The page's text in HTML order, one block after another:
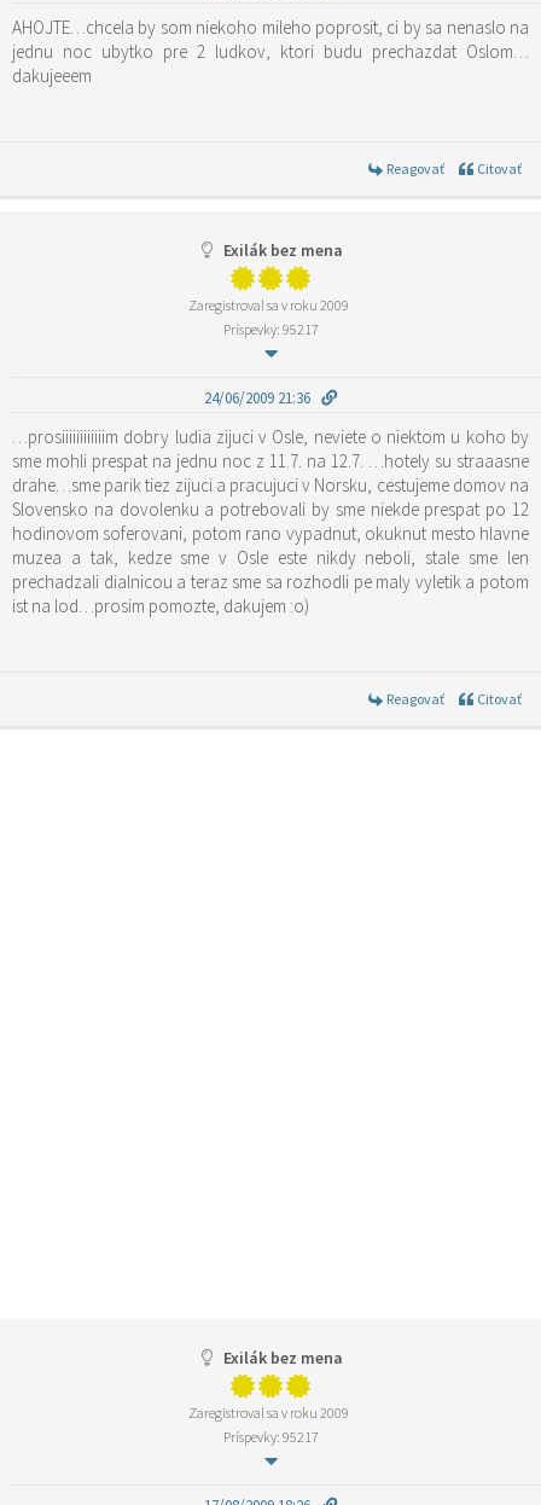
AHOJTE…chcela by som niekoho mileho poprosit, ci by sa nenaslo na
jednu noc ubytko pre 2 ludkov, ktori budu prechazdat Oslom…
dakujeeem
Reagovať Citovať
Exilák bez mena
Zaregistroval sa v roku 2009
Príspevky: 95217
24/06/2009 21:36
…prosiiiiiiiiiiiim dobry ludia zijuci v Osle, neviete o niektom u koho by
sme mohli prespat na jednu noc z 11.7. na 12.7. …hotely su straaasne
drahe…sme parik tiez zijuci a pracujuci v Norsku, cestujeme domov na
Slovensko na dovolenku a potrebovali by sme niekde prespat po 12
hodinovom soferovani, potom rano vypadnut, okuknut mesto hlavne
muzea a tak, kedze sme v Osle este nikdy neboli, stale sme len
prechadzali dialnicou a teraz sme sa rozhodli pe maly vyletik a potom
ist na lod…prosim pomozte, dakujem :o)
Reagovať Citovať
Exilák bez mena
Zaregistroval sa v roku 2009
Príspevky: 95217